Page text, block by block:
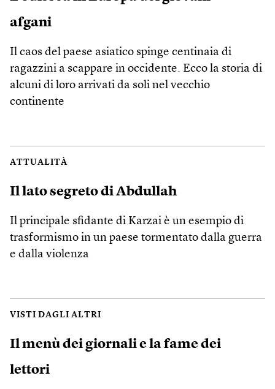
afgani
Il caos del paese asiatico spinge centinaia di
ragazzini a scappare in occidente. Ecco la storia di
alcuni di loro arrivati da soli nel vecchio
continente
ATTUALITÀ
Il lato segreto di Abdullah
Il principale sfidante di Karzai è un esempio di
trasformismo in un paese tormentato dalla guerra
e dalla violenza
VISTI DAGLI ALTRI
Il menù dei giornali e la fame dei
lettori